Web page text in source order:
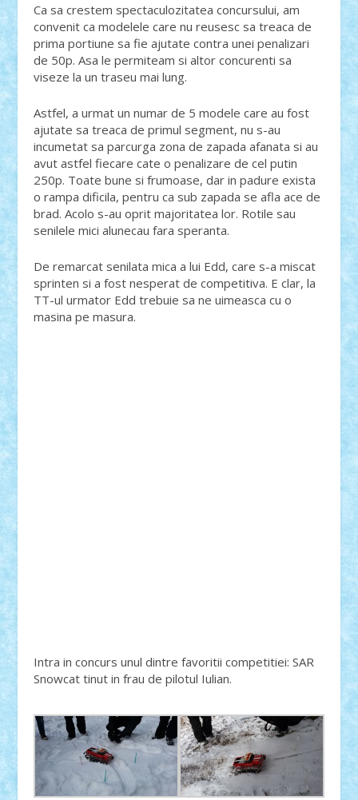
Ca sa crestem spectaculozitatea concursului, am
convenit ca modelele care nu reusesc sa treaca de
prima portiune sa fie ajutate contra unei penalizari
de 50p. Asa le permiteam si altor concurenti sa
viseze la un traseu mai lung.
Astfel, a urmat un numar de 5 modele care au fost
ajutate sa treaca de primul segment, nu s-au
incumetat sa parcurga zona de zapada afanata si au
avut astfel fiecare cate o penalizare de cel putin
250p. Toate bune si frumoase, dar in padure exista
o rampa dificila, pentru ca sub zapada se afla ace de
brad. Acolo s-au oprit majoritatea lor. Rotile sau
senilele mici alunecau fara speranta.
De remarcat senilata mica a lui Edd, care s-a miscat
sprinten si a fost nesperat de competitiva. E clar, la
TT-ul urmator Edd trebuie sa ne uimeasca cu o
masina pe masura.
Intra in concurs unul dintre favoritii competitiei: SAR
Snowcat tinut in frau de pilotul Iulian.